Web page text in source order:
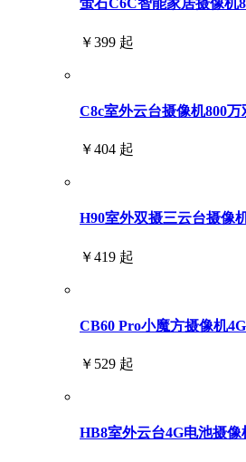
萤石C6C智能家居摄像机
￥399 起
C8c室外云台摄像机800
￥404 起
H90室外双摄三云台摄像
￥419 起
CB60 Pro小魔方摄像机
￥529 起
HB8室外云台4G电池摄像